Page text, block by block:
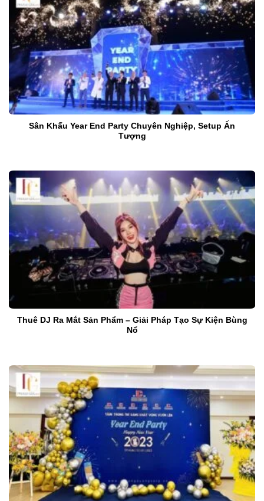
Sân Khấu Year End Party Chuyên Nghiệp, Setup Ấn
Tượng
Thuê DJ Ra Mắt Sản Phẩm – Giải Pháp Tạo Sự Kiện Bùng
Nổ